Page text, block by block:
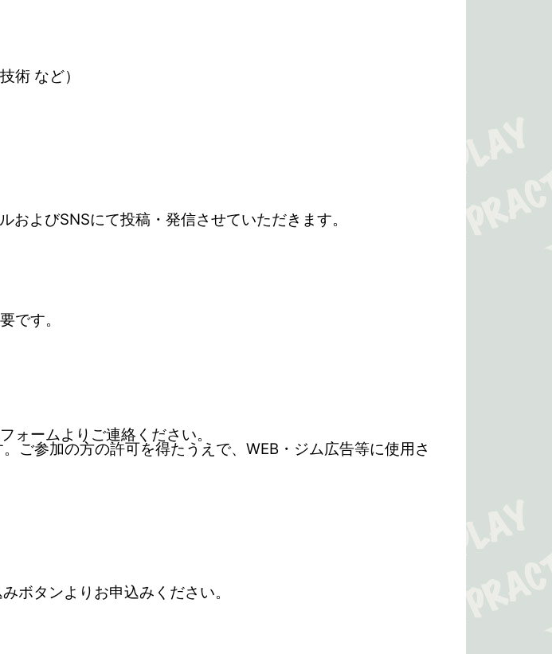
術 など）
よびSNSにて投稿・発信させていただきます。
です。
ォームよりご連絡ください。
ご参加の方の許可を得たうえで、WEB・ジム広告等に使用さ
ボタンよりお申込みください。